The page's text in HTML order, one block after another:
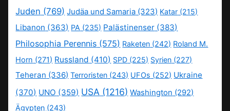
Juden (769) Judäa und Samaria (323) Katar (215)
Libanon (363) PA (235) Palästinenser (383)
Philosophia Perennis (575) Raketen (242) Roland M.
Horn (271) Russland (410) SPD (225) Syrien (227)
Teheran (336) Terroristen (243) UFOs (252) Ukraine
(370) UNO (359) USA (1216) Washington (292)
Ägypten (243)